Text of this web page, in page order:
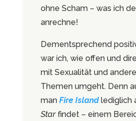
ohne Scham – was ich
anrechne!
Dementsprechend
war ich, wie offen und
mit Sexualität und
Themen umgeht. Denn
man Fire Island lediglich
Starfindet – einem